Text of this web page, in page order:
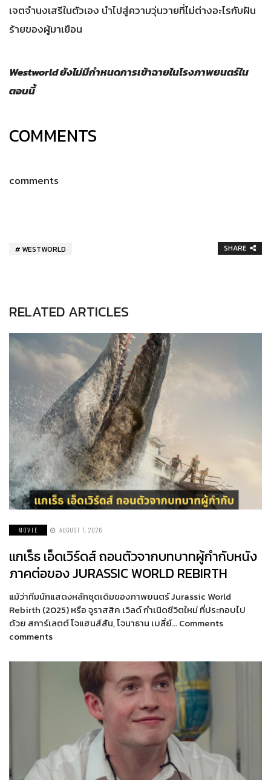
เจตจำนงเสรีในตัวเอง นำไปสู่ความวุ่นวายที่ไม่ต่างอะไรกับฝัน
ร้ายของผู้มาเยือน
Westworld ยังไม่มีกำหนดการเข้าฉายในโรงภาพยนตร์ใน
ตอนนี้
COMMENTS
comments
WESTWORLD SHARE
RELATED ARTICLES
MOVIE AUGUST 7, 2026
แกเร็ธ เอ็ดเวิร์ดส์ ถอนตัวจากบทบาทผู้กำกับหนัง
ภาคต่อของ JURASSIC WORLD REBIRTH
แม้ว่าทีมนักแสดงหลักชุดเดิมของภาพยนตร์ Jurassic World
Rebirth (2025) หรือ จูราสสิค เวิลด์ กำเนิดชีวิตใหม่ ที่ประกอบไป
ด้วย สการ์เลตต์ โจแฮนส์สัน, โจนาธาน เบลี่ย์… Comments
comments